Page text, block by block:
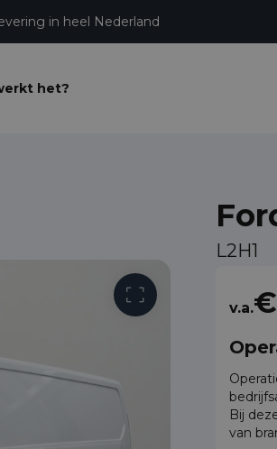
in heel Nederland
het?
L2H1
v.a.
Bij
van